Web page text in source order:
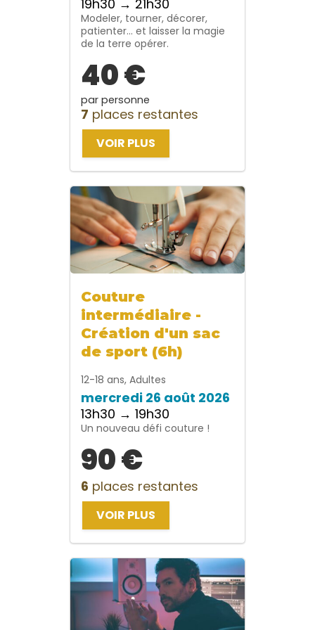
19h30 → 21h30
Modeler, tourner, décorer,
patienter… et laisser la magie
de la terre opérer.
40 €
par personne
7 places restantes
VOIR PLUS
Couture
intermédiaire -
Création d'un sac
de sport (6h)
12-18 ans, Adultes
mercredi 26 août 2026
13h30 → 19h30
Un nouveau défi couture !
90 €
6 places restantes
VOIR PLUS